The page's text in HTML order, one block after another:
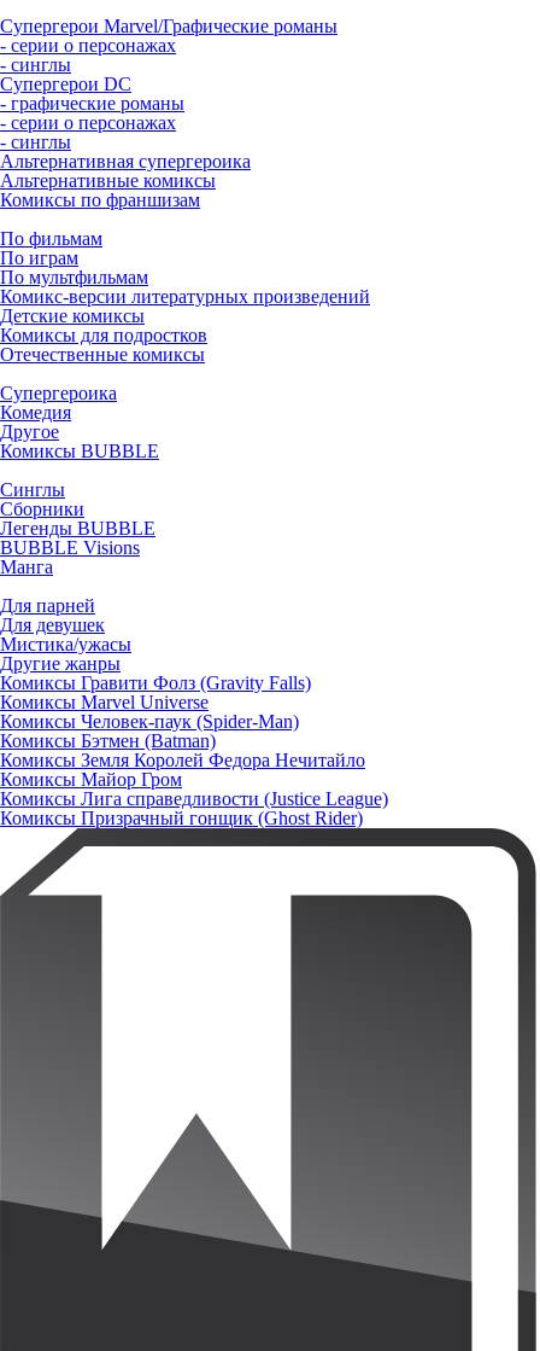
Супергерои Marvel/Графические романы
- серии о персонажах
- синглы
Супергерои DC
- графические романы
- серии о персонажах
- синглы
Альтернативная супергероика
Альтернативные комиксы
Комиксы по франшизам
По фильмам
По играм
По мультфильмам
Комикс-версии литературных произведений
Детские комиксы
Комиксы для подростков
Отечественные комиксы
Супергероика
Комедия
Другое
Комиксы BUBBLE
Синглы
Сборники
Легенды BUBBLE
BUBBLE Visions
Манга
Для парней
Для девушек
Мистика/ужасы
Другие жанры
Комиксы Гравити Фолз (Gravity Falls)
Комиксы Marvel Universe
Комиксы Человек-паук (Spider-Man)
Комиксы Бэтмен (Batman)
Комиксы Земля Королей Федора Нечитайло
Комиксы Майор Гром
Комиксы Лига справедливости (Justice League)
Комиксы Призрачный гонщик (Ghost Rider)